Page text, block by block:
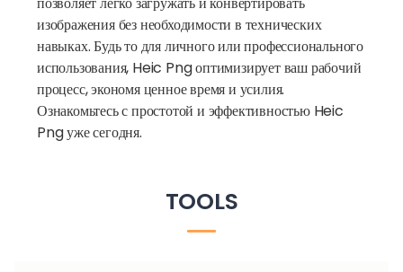
изображения без необходимости в технических
навыках. Будь то для личного или профессионального
использования, Heic Png оптимизирует ваш рабочий
процесс, экономя ценное время и усилия.
Ознакомьтесь с простотой и эффективностью Heic
Png уже сегодня.
TOOLS